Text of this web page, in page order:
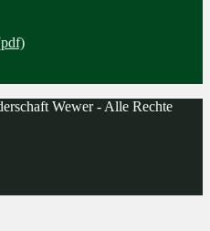
Wewer - Alle Rechte